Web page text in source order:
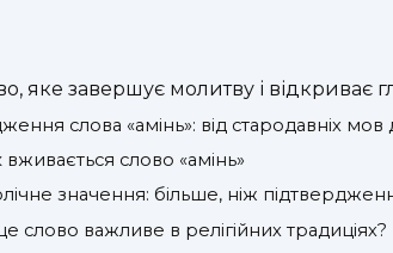
яке завершує молитву і відкриває
слова «амінь»: від стародавніх
вживається слово «амінь»
значення: більше, ніж
слово важливе в релігійних традиціях?